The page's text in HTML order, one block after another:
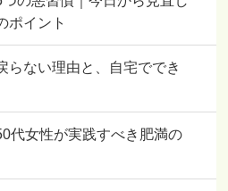
ポイント
らない理由と、自宅ででき
代女性が実践すべき肥満の